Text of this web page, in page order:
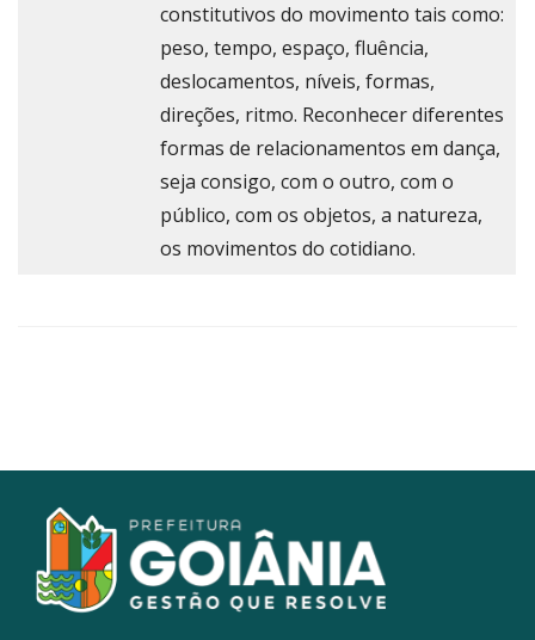
constitutivos do movimento tais como:
peso, tempo, espaço, fluência,
deslocamentos, níveis, formas,
direções, ritmo. Reconhecer diferentes
formas de relacionamentos em dança,
seja consigo, com o outro, com o
público, com os objetos, a natureza,
os movimentos do cotidiano.